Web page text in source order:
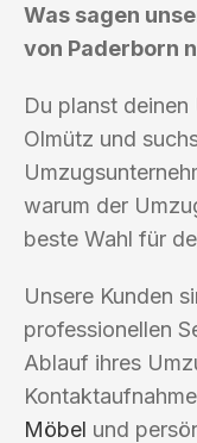
Was sagen
von Paderborn
Du planst
Olmütz und
warum der
beste Wahl für
Unsere Kunden
professionellen
Ablauf ihres
Möbel und